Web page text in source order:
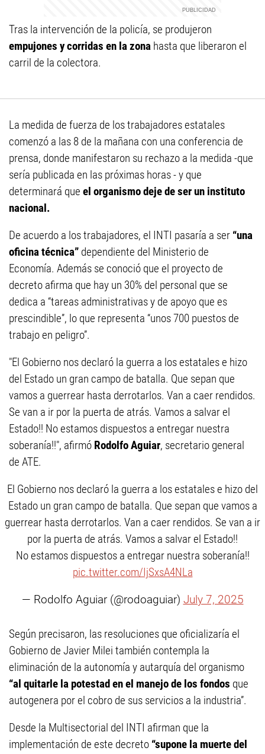
Tras la intervención de la policía, se produjeron
empujones y corridas en la zona hasta que liberaron el
carril de la colectora.
La medida de fuerza de los trabajadores estatales
comenzó a las 8 de la mañana con una conferencia de
prensa, donde manifestaron su rechazo a la medida -que
sería publicada en las próximas horas - y que
determinará que el organismo deje de ser un instituto
nacional.
De acuerdo a los trabajadores, el INTI pasaría a ser “una
oficina técnica” dependiente del Ministerio de
Economía. Además se conoció que el proyecto de
decreto afirma que hay un 30% del personal que se
dedica a “tareas administrativas y de apoyo que es
prescindible”, lo que representa “unos 700 puestos de
trabajo en peligro”.
"El Gobierno nos declaró la guerra a los estatales e hizo
del Estado un gran campo de batalla. Que sepan que
vamos a guerrear hasta derrotarlos. Van a caer rendidos.
Se van a ir por la puerta de atrás. Vamos a salvar el
Estado!! No estamos dispuestos a entregar nuestra
soberanía!!", afirmó Rodolfo Aguiar, secretario general
de ATE.
El Gobierno nos declaró la guerra a los estatales e hizo del
Estado un gran campo de batalla. Que sepan que vamos a
guerrear hasta derrotarlos. Van a caer rendidos. Se van a ir
por la puerta de atrás. Vamos a salvar el Estado!!
No estamos dispuestos a entregar nuestra soberanía!!
pic.twitter.com/IjSxsA4NLa
— Rodolfo Aguiar (@rodoaguiar) July 7, 2025
Según precisaron, las resoluciones que oficializaría el
Gobierno de Javier Milei también contempla la
eliminación de la autonomía y autarquía del organismo
“al quitarle la potestad en el manejo de los fondos que
autogenera por el cobro de sus servicios a la industria”.
Desde la Multisectorial del INTI afirman que la
implementación de este decreto “supone la muerte del